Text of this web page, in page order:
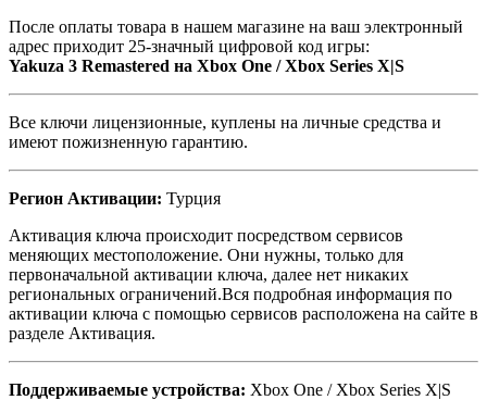
После оплаты товара в нашем магазине на ваш электронный
адрес приходит 25-значный цифровой код игры:
Yakuza 3 Remastered на Xbox One / Xbox Series X|S
Все ключи лицензионные, куплены на личные средства и
имеют пожизненную гарантию.
Регион Активации: Турция
Активация ключа происходит посредством сервисов
меняющих местоположение. Они нужны, только для
первоначальной активации ключа, далее нет никаких
региональных ограничений.Вся подробная информация по
активации ключа с помощью сервисов расположена на сайте в
разделе Активация.
Поддерживаемые устройства: Xbox One / Xbox Series X|S